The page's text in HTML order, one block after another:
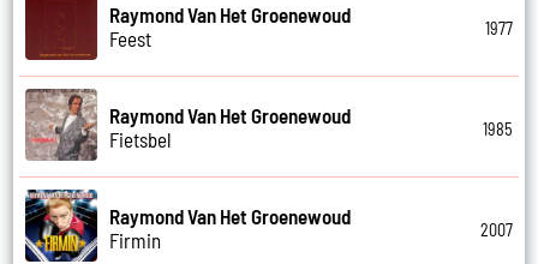
Raymond Van Het Groenewoud
Feest
1977
Raymond Van Het Groenewoud
Fietsbel
1985
Raymond Van Het Groenewoud
Firmin
2007